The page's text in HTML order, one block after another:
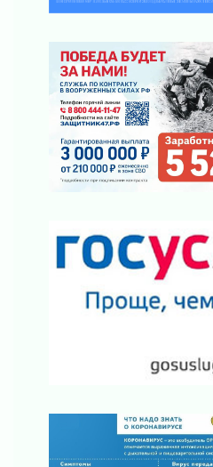
Строительные
03 августа 2026
Шесть новых жизней в
Ленинградской области
03 августа 2026
Уроки безопасности
03 августа 2026
Ленобласть отмечает
«Активное лето»
02 августа 2026
Ленобласть отметила
регионом и страной
02 августа 2026
счетах
02 августа 2026
Пропавшего